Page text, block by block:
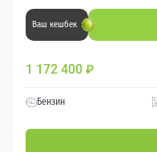
Ваш кешбек
1 172 400 ₽
Бензин